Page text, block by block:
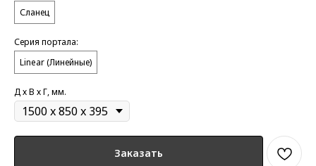
Сланец
Серия портала:
Linear (Линейные)
Д х В х Г, мм.
Заказать